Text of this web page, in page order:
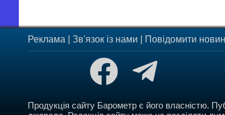
Реклама Зв'язок із нами Повідомити
Продукція сайту Барометр є його власністю.